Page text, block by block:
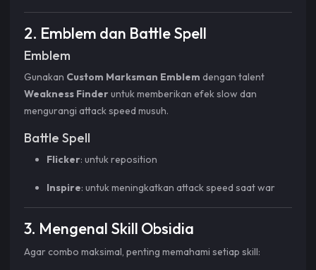
2. Emblem dan Battle Spell
Emblem
Gunakan Custom Marksman Emblem dengan talent
Weakness Finderuntuk memberikan efek slow dan
mengurangi attack speed musuh.
Battle Spell
Flicker: untuk reposition
Inspire: untuk meningkatkan attack speed saat war
3. Mengenal Skill Obsidia
Agar combo maksimal, penting memahami setiap skill: